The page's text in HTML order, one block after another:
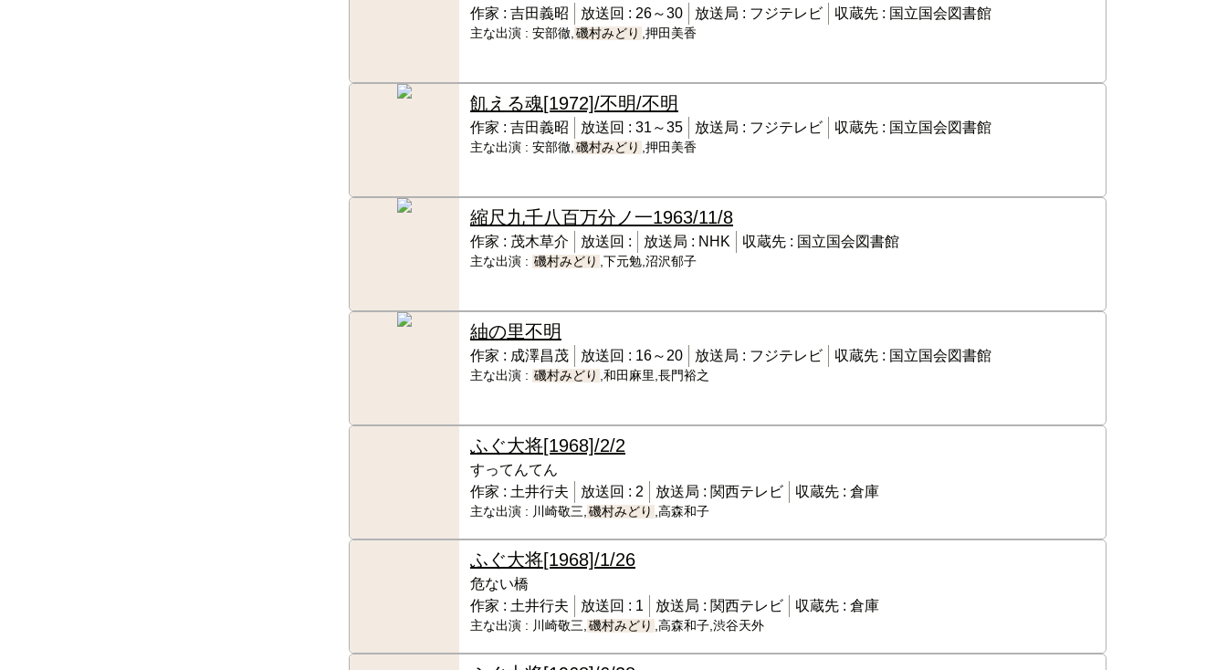
作家 : 吉田義昭 放送回 : 26～30 放送局 : フジテレビ 収蔵先 : 国立国会図書館
主な出演 : 安部徹, 磯村みどり ,押田美香
飢える魂[1972]/不明/不明
作家 : 吉田義昭 放送回 : 31～35 放送局 : フジテレビ 収蔵先 : 国立国会図書館
主な出演 : 安部徹, 磯村みどり ,押田美香
縮尺九千八百万分ノ一1963/11/8
作家 : 茂木草介 放送回 : 放送局 : NHK 収蔵先 : 国立国会図書館
主な出演 : 磯村みどり ,下元勉,沼沢郁子
紬の里不明
作家 : 成澤昌茂 放送回 : 16～20 放送局 : フジテレビ 収蔵先 : 国立国会図書館
主な出演 : 磯村みどり ,和田麻里,長門裕之
ふぐ大将[1968]/2/2
すってんてん
作家 : 土井行夫 放送回 : 2 放送局 : 関西テレビ 収蔵先 : 倉庫
主な出演 : 川崎敬三, 磯村みどり ,高森和子
ふぐ大将[1968]/1/26
危ない橋
作家 : 土井行夫 放送回 : 1 放送局 : 関西テレビ 収蔵先 : 倉庫
主な出演 : 川崎敬三, 磯村みどり ,高森和子,渋谷天外